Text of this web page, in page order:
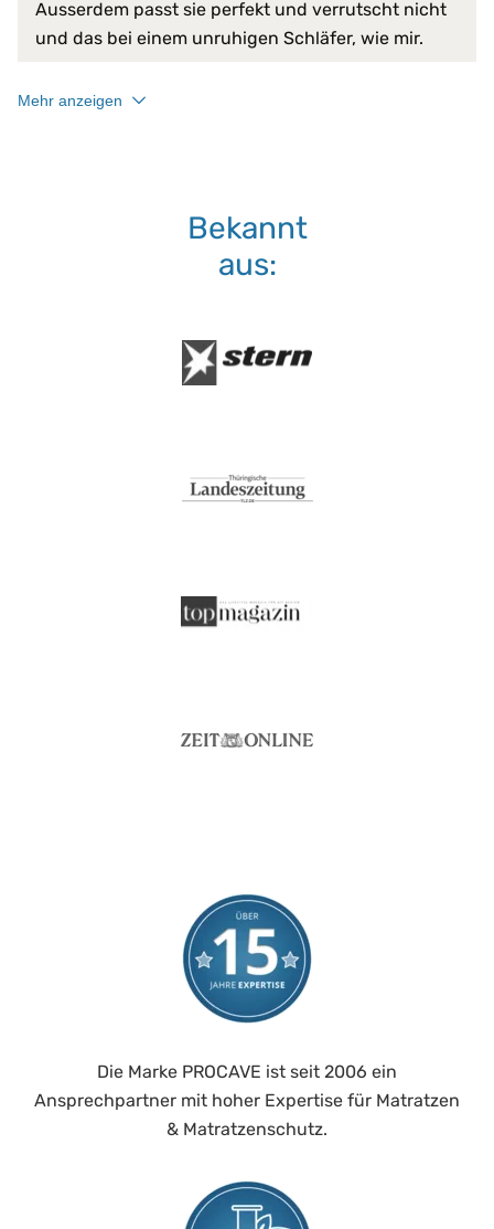
läuft nicht ein
mit Einfassband am Außenrand
keine Bleiche (Color- oder
Ausserdem passt sie perfekt und verrutscht nicht
und das bei einem unruhigen Schläfer, wie mir.
Mehr anzeigen
Bekannt
aus:
Die Marke PROCAVE ist seit 2006 ein
Ansprechpartner mit hoher Expertise für Matratzen
& Matratzenschutz.